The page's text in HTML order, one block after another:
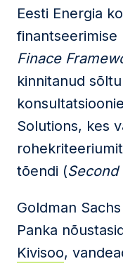
Eesti Energia
finantseerimise
Finace
kinnitanud
Solutions, kes
tõendi (
Goldman
Panka
Kivisoo,